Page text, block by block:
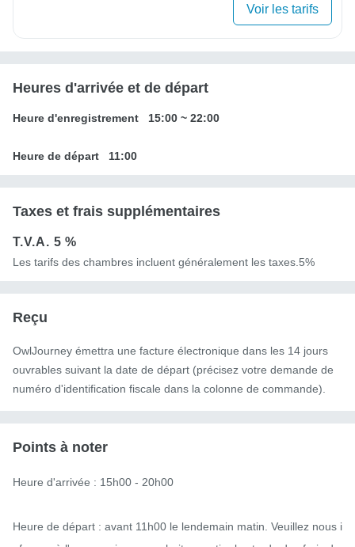
Voir les tarifs
Heures d'arrivée et de départ
Heure d'enregistrement 15:00 ~ 22:00
Heure de départ 11:00
Taxes et frais supplémentaires
T.V.A. 5 %
Les tarifs des chambres incluent généralement les taxes.5%
Reçu
OwlJourney émettra une facture électronique dans les 14 jours
ouvrables suivant la date de départ (précisez votre demande de
numéro d'identification fiscale dans la colonne de commande).
Points à noter
Heure d'arrivée : 15h00 - 20h00
Heure de départ : avant 11h00 le lendemain matin. Veuillez nous i